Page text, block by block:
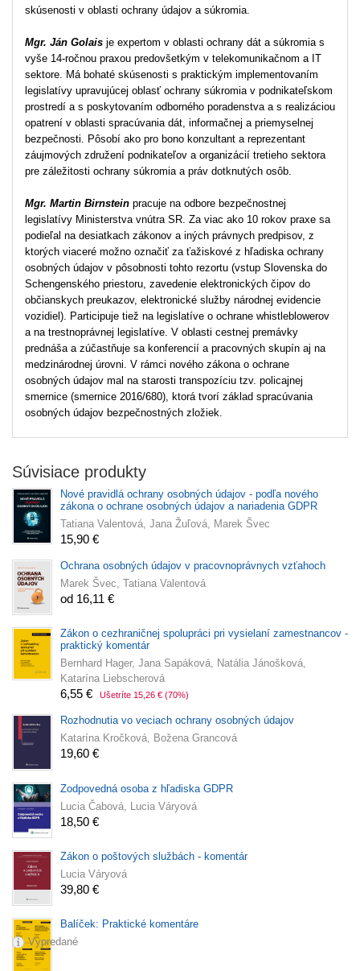
skúsenosti v oblasti ochrany údajov a súkromia.
Mgr. Ján Golais je expertom v oblasti ochrany dát a súkromia s
vyše 14-ročnou praxou predovšetkým v telekomunikačnom a IT
sektore. Má bohaté skúsenosti s praktickým implementovaním
legislatívy upravujúcej oblasť ochrany súkromia v podnikateľskom
prostredí a s poskytovaním odborného poradenstva a s realizáciou
opatrení v oblasti spracúvania dát, informačnej a priemyselnej
bezpečnosti. Pôsobí ako pro bono konzultant a reprezentant
záujmových združení podnikateľov a organizácií tretieho sektora
pre záležitosti ochrany súkromia a práv dotknutých osôb.
Mgr. Martin Birnstein pracuje na odbore bezpečnostnej
legislatívy Ministerstva vnútra SR. Za viac ako 10 rokov praxe sa
podieľal na desiatkach zákonov a iných právnych predpisov, z
ktorých viaceré možno označiť za ťažiskové z hľadiska ochrany
osobných údajov v pôsobnosti tohto rezortu (vstup Slovenska do
Schengenského priestoru, zavedenie elektronických čipov do
občianskych preukazov, elektronické služby národnej evidencie
vozidiel). Participuje tiež na legislatíve o ochrane whistleblowerov
a na trestnoprávnej legislatíve. V oblasti cestnej premávky
prednáša a zúčastňuje sa konferencií a pracovných skupín aj na
medzinárodnej úrovni. V rámci nového zákona o ochrane
osobných údajov mal na starosti transpozíciu tzv. policajnej
smernice (smernice 2016/680), ktorá tvorí základ spracúvania
osobných údajov bezpečnostných zložiek.
Súvisiace produkty
Nové pravidlá ochrany osobných údajov - podľa nového
zákona o ochrane osobných údajov a nariadenia GDPR
Tatiana Valentová, Jana Žuľová, Marek Švec
15,90 €
Ochrana osobných údajov v pracovnoprávnych vzťahoch
Marek Švec, Tatiana Valentová
od 16,11 €
Zákon o cezhraničnej spolupráci pri vysielaní zamestnancov -
praktický komentár
Bernhard Hager, Jana Sapáková, Natália Jánošková,
Katarína Liebscherová
6,55 € Ušetríte 15,26 € (70%)
Rozhodnutia vo veciach ochrany osobných údajov
Katarína Kročková, Božena Grancová
19,60 €
Zodpovedná osoba z hľadiska GDPR
Lucia Čabová, Lucia Váryová
18,50 €
Zákon o poštových službách - komentár
Lucia Váryová
39,80 €
Balíček: Praktické komentáre
Vypredané